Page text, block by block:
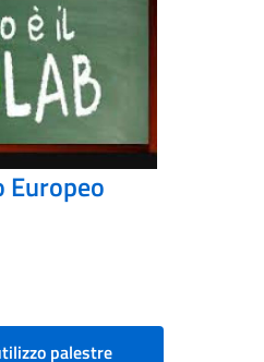
Europeo
palestre